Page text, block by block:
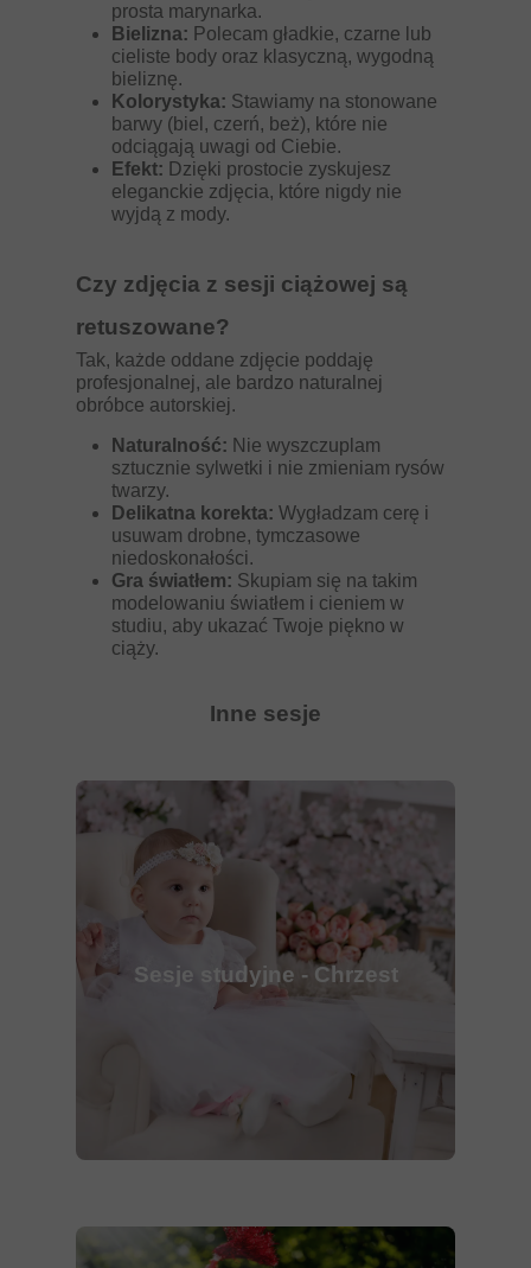
Inne sesje
Sesje studyjne - Chrzest
prosta marynarka.
Bielizna: Polecam gładkie, czarne lub
cieliste body oraz klasyczną, wygodną
bieliznę.
Kolorystyka: Stawiamy na stonowane
barwy (biel, czerń, beż), które nie
odciągają uwagi od Ciebie.
Efekt: Dzięki prostocie zyskujesz
eleganckie zdjęcia, które nigdy nie
wyjdą z mody.
Czy zdjęcia z sesji ciążowej są
retuszowane?
Tak, każde oddane zdjęcie poddaję
profesjonalnej, ale bardzo naturalnej
obróbce autorskiej.
Naturalność: Nie wyszczuplam
sztucznie sylwetki i nie zmieniam rysów
twarzy.
Delikatna korekta: Wygładzam cerę i
usuwam drobne, tymczasowe
niedoskonałości.
Gra światłem: Skupiam się na takim
modelowaniu światłem i cieniem w
studiu, aby ukazać Twoje piękno w
ciąży.